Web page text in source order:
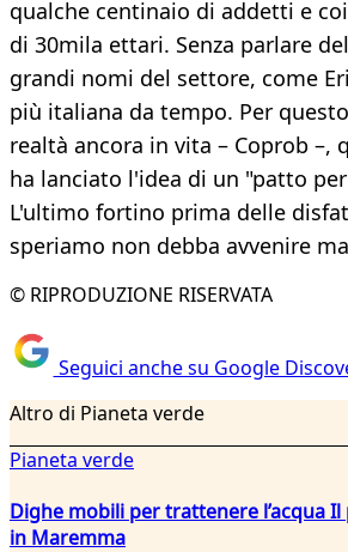
qualche centinaio di addetti e
di 30mila ettari. Senza parlare
grandi nomi del settore, come
più italiana da tempo. Per
realtà ancora in vita – Coprob –,
ha lanciato l'idea di un "patto
L'ultimo fortino prima delle
speriamo non debba avvenire
© RIPRODUZIONE RISERVATA
Seguici anche su Google
Altro di Pianeta verde
Pianeta verde
Dighe mobili per trattenere l’acqua
in Maremma